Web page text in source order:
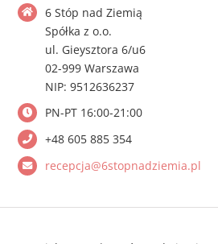
6 Stóp nad Ziemią
Spółka z o.o.
ul. Gieysztora 6/u6
02-999 Warszawa
NIP: 9512636237
PN-PT 16:00-21:00
+48 605 885 354
recepcja@6stopnadziemia.pl